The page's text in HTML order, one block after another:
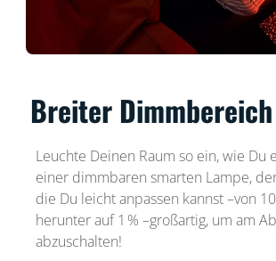
Breiter Dimmbereich
Leuchte Deinen Raum so ein, wie Du
einer dimmbaren smarten Lampe,
die Du leicht anpassen kannst –von
herunter auf 1 % –großartig, um am
abzuschalten!